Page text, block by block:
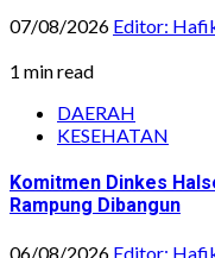
07/08/2026 Editor:
1 min read
DAERAH
KESEHATAN
Komitmen Dinkes
Rampung Dibangun
06/08/2026 Editor: